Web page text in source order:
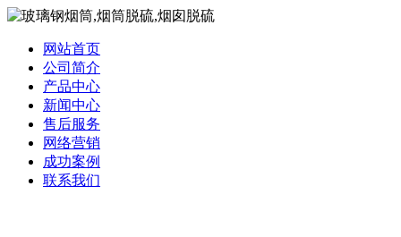
网站首页
公司简介
产品中心
新闻中心
售后服务
网络营销
成功案例
联系我们